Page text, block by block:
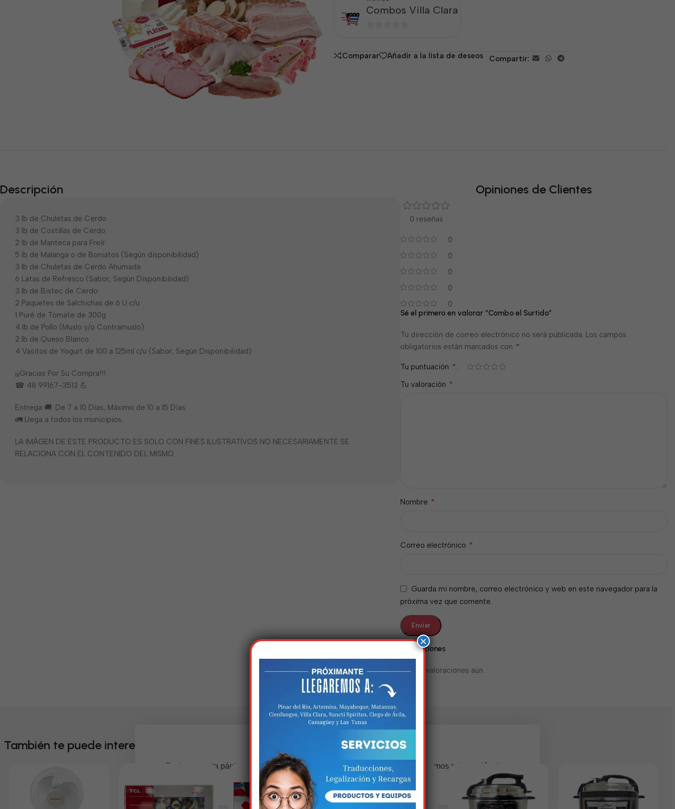
Combos Villa Clara
5
Comparar Añadir a la lista de deseos Compartir:
Descripción
3 lb de Chuletas de Cerdo
3 lb de Costillas de Cerdo
2 lb de Manteca para Freír
5 lb de Malanga o de Boniatos (Según disponibilidad)
3 lb de Chuletas de Cerdo Ahumada
6 Latas de Refresco (Sabor, Según Disponibilidad)
3 lb de Bistec de Cerdo
2 Paquetes de Salchichas de 6 U c/u
1 Puré de Tomate de 300g
4 lb de Pollo (Muslo y/o Contramuslo)
2 lb de Queso Blanco
4 Vasitos de Yogurt de 100 a 125ml c/u (Sabor, Según Disponibilidad)
¡¡¡Gracias Por Su Compra!!!
☎ 48 99167-3513 💪
Entrega 🚚: De 7 a 10 Días, Máximo de 10 a 15 Días.
🚛 Llega a todos los municipios.
LA IMÁGEN DE ESTE PRODUCTO ES SOLO CON FINES ILUSTRATIVOS NO NECESARIAMENTE SE
RELACIONA CON EL CONTENIDO DEL MISMO.
Opiniones de Clientes
0 reseñas
0
0
0
0
0
Valoraciones
No hay valoraciones aún.
Sé el primero en valorar “Combo el Surtido”
Tu dirección de correo electrónico no será publicada. Los campos
obligatorios están marcados con *
Tu puntuación *
Tu valoración *
Nombre *
Correo electrónico *
Guarda mi nombre, correo electrónico y web en este navegador para la
próxima vez que comente.
También te puede interesar
×
Estamos trabalhando nisso!
Em breve, esta página estará disponível com novidades incríveis. Agradecemos pela paciência e
compreensão.